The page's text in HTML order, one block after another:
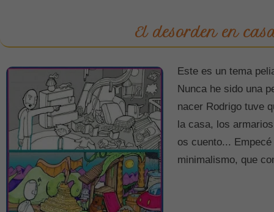
El desorden en
Este es un tema
Nunca he sido una
nacer Rodrigo tuve
la casa, los
os cuento...
minimalismo, que